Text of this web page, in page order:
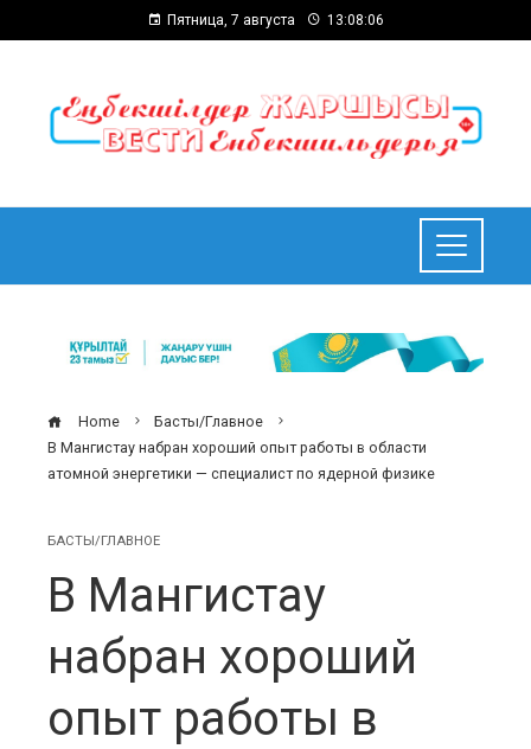
Пятница, 7 августа 13:08:07
Home
Басты/Главное
В Мангистау набран хороший опыт работы в области
атомной энергетики — специалист по ядерной физике
БАСТЫ/ГЛАВНОЕ
В Мангистау
набран хороший
опыт работы в